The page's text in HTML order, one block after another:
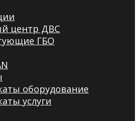
центр ДВС
ГБО
оборудование
услуги